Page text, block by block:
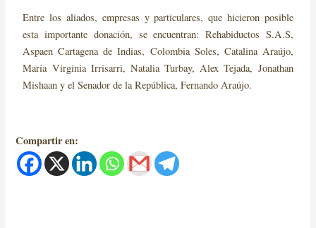
Entre los aliados, empresas y particulares, que hicieron posible
esta importante donación, se encuentran: Rehabiductos S.A.S,
Aspaen Cartagena de Indias, Colombia Soles, Catalina Araújo,
María Virginia Irrisarri, Natalia Turbay, Alex Tejada, Jonathan
Mishaan y el Senador de la República, Fernando Araújo.
Compartir en: